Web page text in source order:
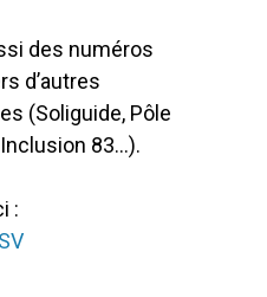
des numéros
d’autres
(Soliguide, Pôle
83…).
: